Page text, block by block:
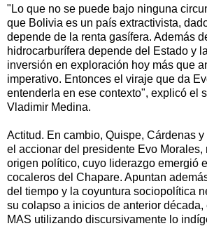
"Lo que no se puede bajo ninguna
que Bolivia es un país extractivista,
depende de la renta gasífera. Además
hidrocarburífera depende del Estado y
inversión en exploración hoy más que
imperativo. Entonces el viraje que da
entenderla en ese contexto", explicó el
Vladimir Medina.
Actitud. En cambio, Quispe, Cárdenas
el accionar del presidente Evo Morales,
origen político, cuyo liderazgo emergió
cocaleros del Chapare. Apuntan
del tiempo y la coyuntura sociopolítica
su colapso a inicios de anterior década,
MAS utilizando discursivamente lo